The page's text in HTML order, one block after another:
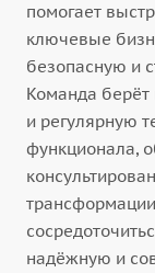
помогает
ключевые
безопасную и
Команда берёт
и регулярную
функционала,
надёжную и